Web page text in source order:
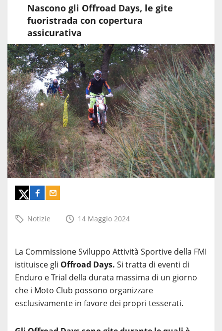
Nascono gli Offroad Days, le gite
fuoristrada con copertura
assicurativa
Notizie 14 Maggio 2024
La Commissione Sviluppo Attività Sportive della FMI
istituisce gli Offroad Days. Si tratta di eventi di
Enduro e Trial della durata massima di un giorno
che i Moto Club possono organizzare
esclusivamente in favore dei propri tesserati.